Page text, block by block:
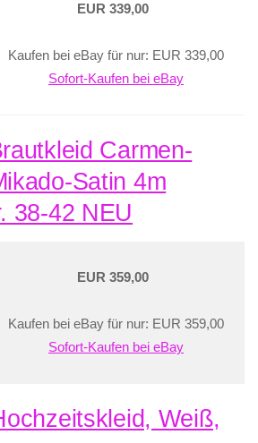
EUR 339,00
Kaufen bei eBay für nur: EUR 339,00
Sofort-Kaufen bei eBay
Carmen-
Satin 4m
38-42 NEU
EUR 359,00
Kaufen bei eBay für nur: EUR 359,00
Sofort-Kaufen bei eBay
Weiß,